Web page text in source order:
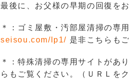
最後に、お父様の早期の回復を
＊：ゴミ屋敷・汚部屋清掃の専
seisou.com/lp1/ 是非こち らも
＊：特殊清掃の専用サイトがあ
らもご覧ください。（ＵＲＬを